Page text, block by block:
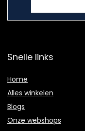
Snelle links
Home
Alles winkelen
Blogs
Onze webshops